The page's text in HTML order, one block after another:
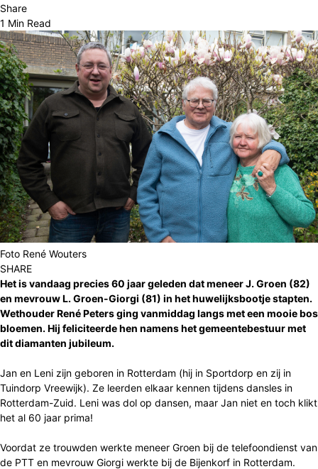
Share
1 Min Read
Foto René Wouters
SHARE
Het is vandaag precies 60 jaar geleden dat meneer J. Groen (82)
en mevrouw L. Groen-Giorgi (81) in het huwelijksbootje stapten.
Wethouder René Peters ging vanmiddag langs met een mooie bos
bloemen. Hij feliciteerde hen namens het gemeentebestuur met
dit diamanten jubileum.
Jan en Leni zijn geboren in Rotterdam (hij in Sportdorp en zij in
Tuindorp Vreewijk). Ze leerden elkaar kennen tijdens dansles in
Rotterdam-Zuid. Leni was dol op dansen, maar Jan niet en toch klikt
het al 60 jaar prima!
Voordat ze trouwden werkte meneer Groen bij de telefoondienst van
de PTT en mevrouw Giorgi werkte bij de Bijenkorf in Rotterdam.